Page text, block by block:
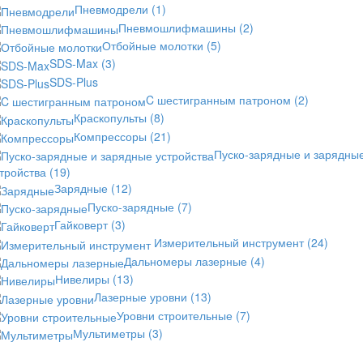
Пневмодрели (1)
Пневмошлифмашины (2)
Отбойные молотки (5)
SDS-Max (3)
SDS-Plus
C шестигранным патроном (2)
Краскопульты (8)
Компрессоры (21)
Пуско-зарядные и
(19)
Зарядные (12)
Пуско-зарядные (7)
Гайковерт (3)
Измерительный инструмент (24)
Дальномеры лазерные (4)
Нивелиры (13)
Лазерные уровни (13)
Уровни строительные (7)
Мультиметры (3)